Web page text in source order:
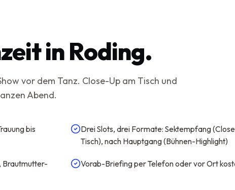
in Roding.
vor dem Tanz. Close-Up am Tisch und
Abend.
bis
Drei Slots, drei Formate: Sektempfang
Tisch), nach Hauptgang (Bühnen-Highlight)
Brautmutter-
Vorab-Briefing per Telefon oder vor Ort